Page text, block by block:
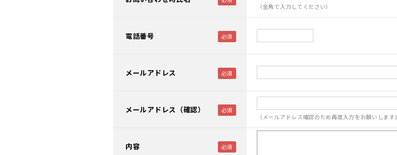
（全角で入力してください）
電話番号
メールアドレス
メールアドレス（確認）
（メールアドレス確認のため再度入力をお願いします)
内容